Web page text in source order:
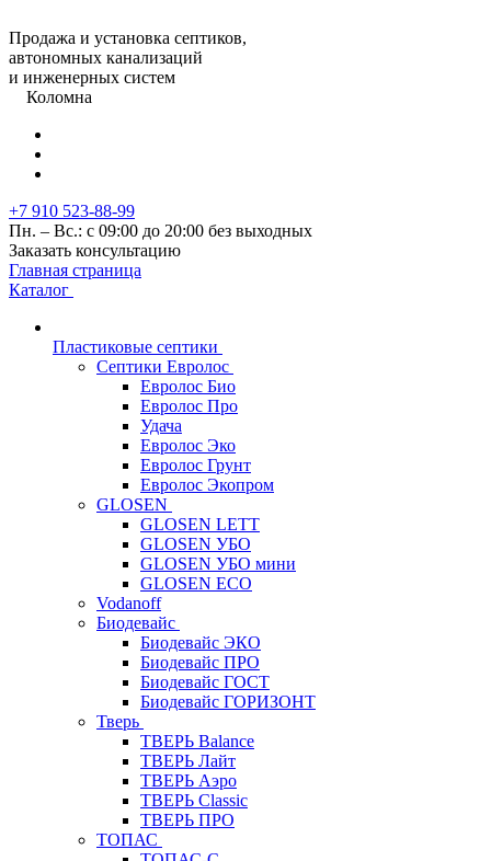
Продажа и установка септиков,
автономных канализаций
и инженерных систем
Коломна
+7 910 523-88-99
Пн. – Вс.: с 09:00 до 20:00 без выходных
Заказать консультацию
Главная страница
Каталог
Пластиковые септики
Септики Евролос
Евролос Био
Евролос Про
Удача
Евролос Эко
Евролос Грунт
Евролос Экопром
GLOSEN
GLOSEN LETT
GLOSEN УБО
GLOSEN УБО мини
GLOSEN ECO
Vodanoff
Биодевайс
Биодевайс ЭКО
Биодевайс ПРО
Биодевайс ГОСТ
Биодевайс ГОРИЗОНТ
Тверь
ТВЕРЬ Balance
ТВЕРЬ Лайт
ТВЕРЬ Аэро
ТВЕРЬ Classic
ТВЕРЬ ПРО
ТОПАС